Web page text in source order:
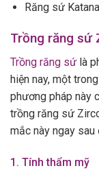
Răng sứ Katana
Trồng răng sứ
Trồng răng sứ là
hiện nay, một
phương pháp này
trồng răng sứ
mắc này ngay sau
1. Tính thẩm mỹ